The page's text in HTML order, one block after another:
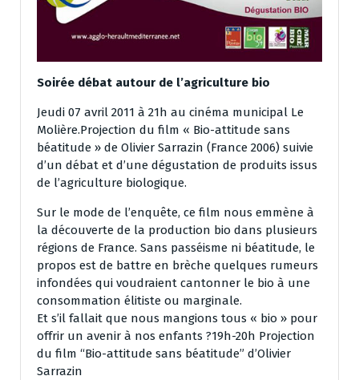
Soirée débat autour de l’agriculture bio
Jeudi 07 avril 2011 à 21h au cinéma municipal Le
Molière.Projection du film « Bio-attitude sans
béatitude » de Olivier Sarrazin (France 2006) suivie
d’un débat et d’une dégustation de produits issus
de l’agriculture biologique.
Sur le mode de l’enquête, ce film nous emmène à
la découverte de la production bio dans plusieurs
régions de France. Sans passéisme ni béatitude, le
propos est de battre en brèche quelques rumeurs
infondées qui voudraient cantonner le bio à une
consommation élitiste ou marginale.
Et s’il fallait que nous mangions tous « bio » pour
offrir un avenir à nos enfants ?19h-20h Projection
du film “Bio-attitude sans béatitude” d’Olivier
Sarrazin